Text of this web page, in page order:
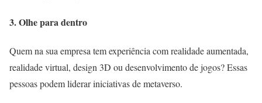
3. Olhe para dentro
Quem na sua empresa tem experiência com realidade aumentada,
realidade virtual, design 3D ou desenvolvimento de jogos? Essas
pessoas podem liderar iniciativas de metaverso.